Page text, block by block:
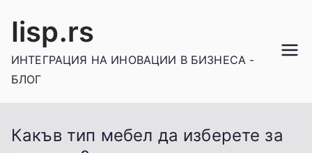
Iisp.rs
ИНТЕГРАЦИЯ НА ИНОВАЦИИ В БИЗНЕСА -
БЛОГ
Какъв тип мебел да изберете за